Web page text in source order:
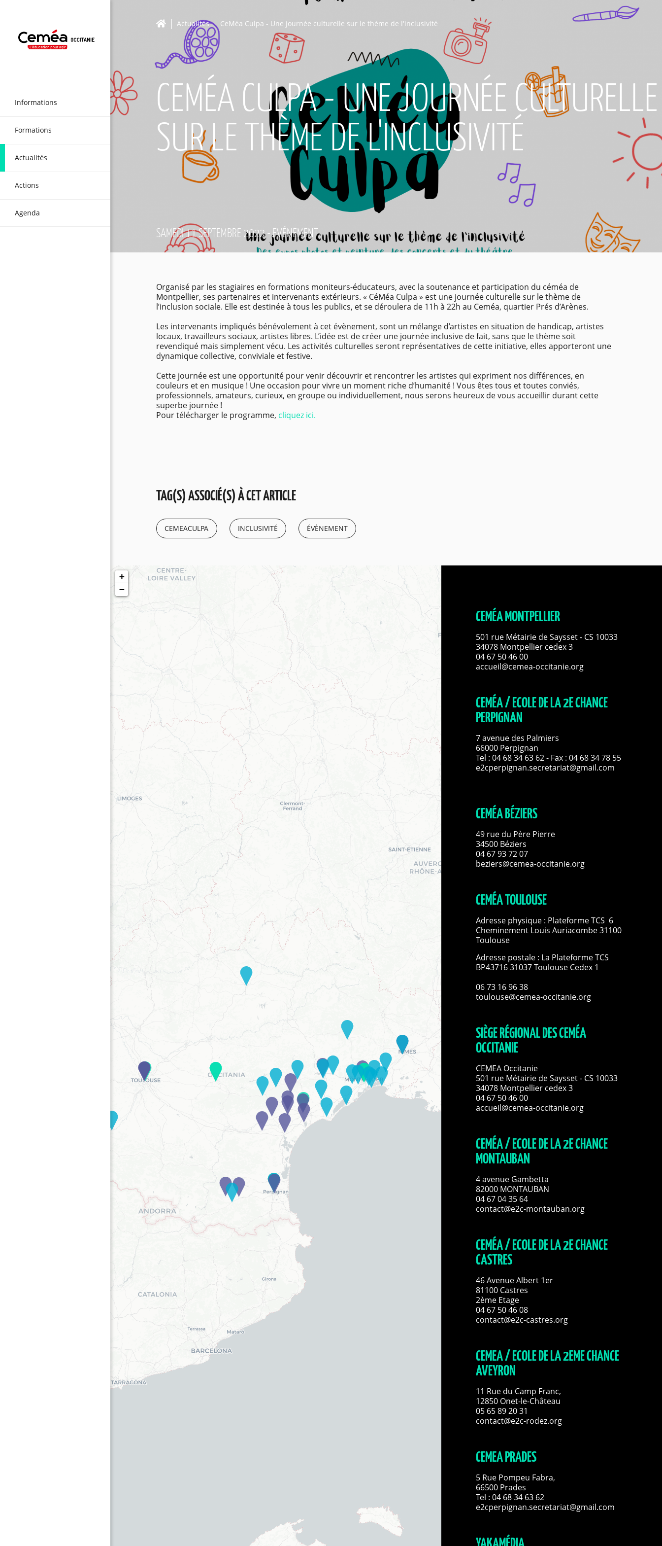
Actualités CeMéa Culpa - Une journée culturelle sur le thème de l'inclusivité
CEMÉA CULPA - UNE JOURNÉE CULTURELLE
SUR LE THÈME DE L'INCLUSIVITÉ
SAMEDI 11 SEPTEMBRE 2022 - EVÉNEMENT
Organisé par les stagiaires en formations moniteurs-éducateurs, avec la soutenance et participation du céméa de
Montpellier, ses partenaires et intervenants extérieurs. « CéMéa Culpa » est une journée culturelle sur le thème de
l’inclusion sociale. Elle est destinée à tous les publics, et se déroulera de 11h à 22h au Ceméa, quartier Prés d’Arènes.
Les intervenants impliqués bénévolement à cet évènement, sont un mélange d’artistes en situation de handicap, artistes
locaux, travailleurs sociaux, artistes libres. L’idée est de créer une journée inclusive de fait, sans que le thème soit
revendiqué mais simplement vécu. Les activités culturelles seront représentatives de cette initiative, elles apporteront une
dynamique collective, conviviale et festive.
Cette journée est une opportunité pour venir découvrir et rencontrer les artistes qui expriment nos différences, en
couleurs et en musique ! Une occasion pour vivre un moment riche d’humanité ! Vous êtes tous et toutes conviés,
professionnels, amateurs, curieux, en groupe ou individuellement, nous serons heureux de vous accueillir durant cette
superbe journée !
Pour télécharger le programme, cliquez ici.
TAG(S) ASSOCIÉ(S) À CET ARTICLE
CEMEACULPA INCLUSIVITÉ ÉVÈNEMENT
+
−
CEMÉA MONTPELLIER
501 rue Métairie de Saysset - CS 10033
34078 Montpellier cedex 3
04 67 50 46 00
accueil@cemea-occitanie.org
CEMÉA / ECOLE DE LA 2E CHANCE
PERPIGNAN
7 avenue des Palmiers
66000 Perpignan
Tel : 04 68 34 63 62- Fax : 04 68 34 78 55
e2cperpignan.secretariat@gmail.com
CEMÉA BÉZIERS
49 rue du Père Pierre
34500 Béziers
04 67 93 72 07
beziers@cemea-occitanie.org
CEMÉA TOULOUSE
Adresse physique : Plateforme TCS 6
Cheminement Louis Auriacombe 31100
Toulouse
Adresse postale : La Plateforme TCS
BP43716 31037 Toulouse Cedex 1
06 73 16 96 38
toulouse@cemea-occitanie.org
SIÈGE RÉGIONAL DES CEMÉA
OCCITANIE
CEMEA Occitanie
501 rue Métairie de Saysset - CS 10033
34078 Montpellier cedex 3
04 67 50 46 00
accueil@cemea-occitanie.org
CEMÉA / ECOLE DE LA 2E CHANCE
MONTAUBAN
4 avenue Gambetta
82000 MONTAUBAN
04 67 04 35 64
contact@e2c-montauban.org
CEMÉA / ECOLE DE LA 2E CHANCE
CASTRES
46 Avenue Albert 1er
81100 Castres
2ème Etage
04 67 50 46 08
contact@e2c-castres.org
CEMEA / ECOLE DE LA 2EME CHANCE
AVEYRON
11 Rue du Camp Franc,
12850 Onet-le-Château
05 65 89 20 31
contact@e2c-rodez.org
CEMEA PRADES
5 Rue Pompeu Fabra,
66500 Prades
Tel : 04 68 34 63 62
e2cperpignan.secretariat@gmail.com
Informations
Formations
Actualités
Actions
Agenda